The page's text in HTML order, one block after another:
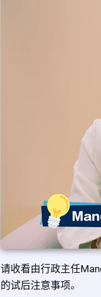
请收看由行政主任
的试后注意事项。